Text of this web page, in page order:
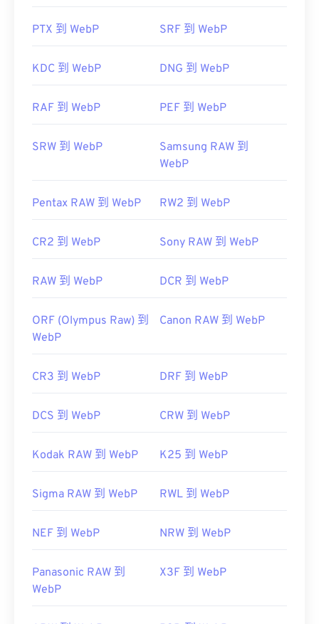
有用的链接：
使用我们的颜色选择器 从 WebP 图像中选择颜色
PTX 到 WebP SRF 到 WebP
KDC 到 WebP DNG 到 WebP
RAF 到 WebP PEF 到 WebP
SRW 到 WebP
Samsung RAW 到
WebP
Pentax RAW 到 WebP RW2 到 WebP
CR2 到 WebP Sony RAW 到 WebP
RAW 到 WebP DCR 到 WebP
ORF (Olympus Raw) 到
WebP
Canon RAW 到 WebP
CR3 到 WebP DRF 到 WebP
DCS 到 WebP CRW 到 WebP
Kodak RAW 到 WebP K25 到 WebP
Sigma RAW 到 WebP RWL 到 WebP
NEF 到 WebP NRW 到 WebP
Panasonic RAW 到
WebP
X3F 到 WebP